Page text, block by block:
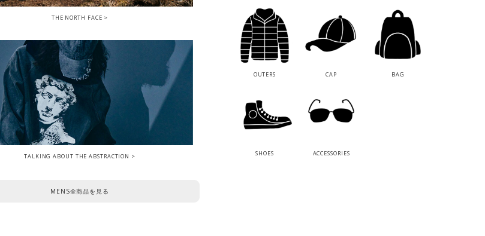
OUTERS CAP BAG
SHOES ACCESSORIES
THE NORTH FACE
TALKING ABOUT THE ABSTRACTION
MENS全商品を見る